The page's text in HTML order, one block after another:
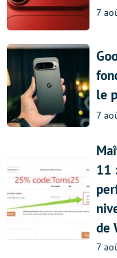
7
le
7
11
de
7